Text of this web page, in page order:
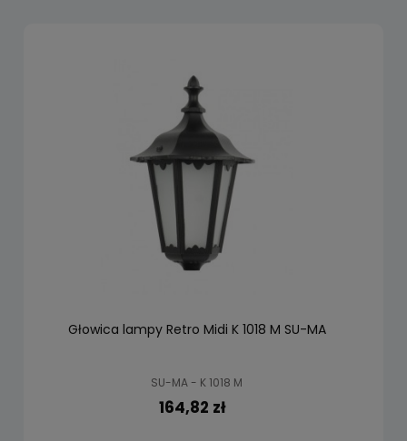
Głowica lampy Retro Midi K 1018 M SU-MA
SU-MA - K 1018 M
164,82 zł